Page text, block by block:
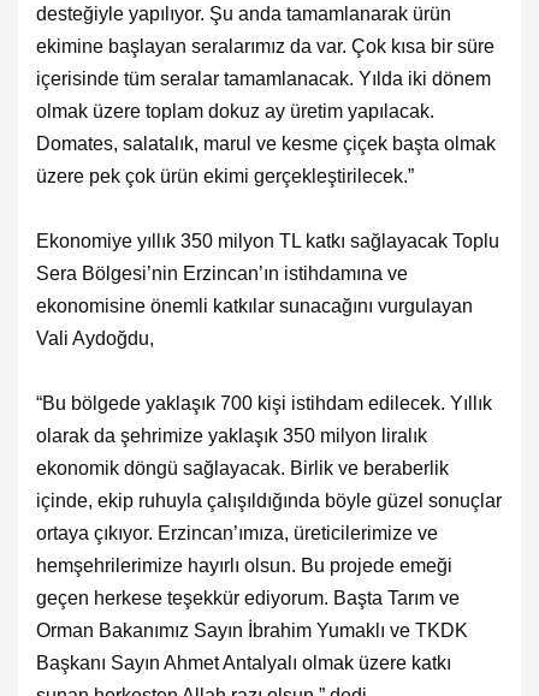
desteğiyle yapılıyor. Şu anda tamamlanarak ürün
ekimine başlayan seralarımız da var. Çok kısa bir süre
içerisinde tüm seralar tamamlanacak. Yılda iki dönem
olmak üzere toplam dokuz ay üretim yapılacak.
Domates, salatalık, marul ve kesme çiçek başta olmak
üzere pek çok ürün ekimi gerçekleştirilecek.”
Ekonomiye yıllık 350 milyon TL katkı sağlayacak Toplu
Sera Bölgesi’nin Erzincan’ın istihdamına ve
ekonomisine önemli katkılar sunacağını vurgulayan
Vali Aydoğdu,
“Bu bölgede yaklaşık 700 kişi istihdam edilecek. Yıllık
olarak da şehrimize yaklaşık 350 milyon liralık
ekonomik döngü sağlayacak. Birlik ve beraberlik
içinde, ekip ruhuyla çalışıldığında böyle güzel sonuçlar
ortaya çıkıyor. Erzincan’ımıza, üreticilerimize ve
hemşehrilerimize hayırlı olsun. Bu projede emeği
geçen herkese teşekkür ediyorum. Başta Tarım ve
Orman Bakanımız Sayın İbrahim Yumaklı ve TKDK
Başkanı Sayın Ahmet Antalyalı olmak üzere katkı